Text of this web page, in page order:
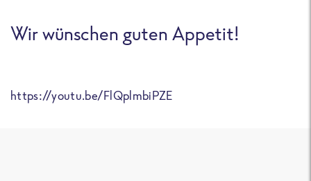
Wir wünschen guten Appetit!
https://youtu.be/FlQplmbiPZE